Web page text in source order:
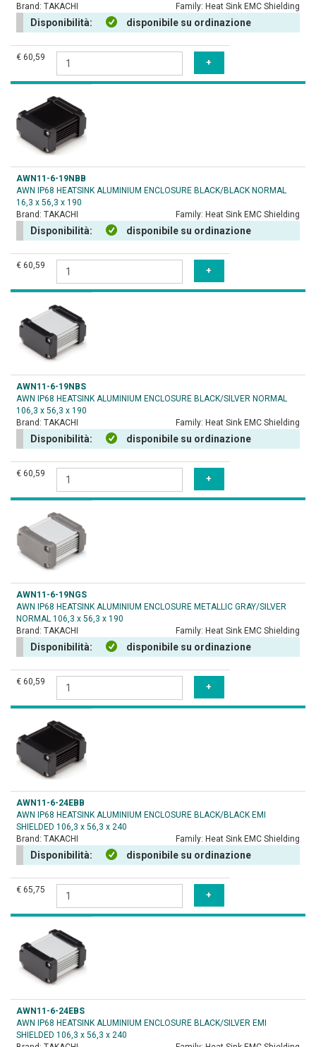
Brand: TAKACHI Family: Heat Sink EMC Shielding
Disponibilità: disponibile su ordinazione
€ 60,59
AWN11-6-19NBB
AWN IP68 HEATSINK ALUMINIUM ENCLOSURE BLACK/BLACK NORMAL
16,3 x 56,3 x 190
Brand: TAKACHI Family: Heat Sink EMC Shielding
Disponibilità: disponibile su ordinazione
€ 60,59
AWN11-6-19NBS
AWN IP68 HEATSINK ALUMINIUM ENCLOSURE BLACK/SILVER NORMAL
106,3 x 56,3 x 190
Brand: TAKACHI Family: Heat Sink EMC Shielding
Disponibilità: disponibile su ordinazione
€ 60,59
AWN11-6-19NGS
AWN IP68 HEATSINK ALUMINIUM ENCLOSURE METALLIC GRAY/SILVER
NORMAL 106,3 x 56,3 x 190
Brand: TAKACHI Family: Heat Sink EMC Shielding
Disponibilità: disponibile su ordinazione
€ 60,59
AWN11-6-24EBB
AWN IP68 HEATSINK ALUMINIUM ENCLOSURE BLACK/BLACK EMI
SHIELDED 106,3 x 56,3 x 240
Brand: TAKACHI Family: Heat Sink EMC Shielding
Disponibilità: disponibile su ordinazione
€ 65,75
AWN11-6-24EBS
AWN IP68 HEATSINK ALUMINIUM ENCLOSURE BLACK/SILVER EMI
SHIELDED 106,3 x 56,3 x 240